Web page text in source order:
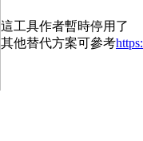
這工具作者暫時停用了
其他替代方案可參考